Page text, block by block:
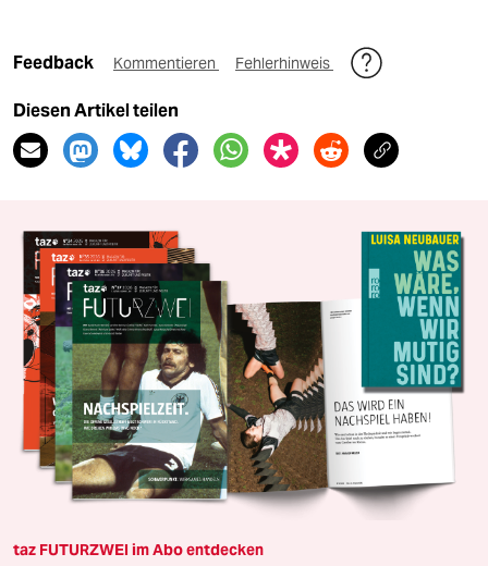
Feedback Kommentieren Fehlerhinweis
Diesen Artikel teilen
taz FUTURZWEI im Abo entdecken